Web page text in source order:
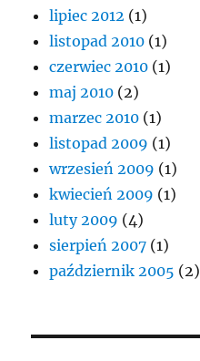
lipiec 2012 (1)
listopad 2010 (1)
czerwiec 2010 (1)
maj 2010 (2)
marzec 2010 (1)
listopad 2009 (1)
wrzesień 2009 (1)
kwiecień 2009 (1)
luty 2009 (4)
sierpień 2007 (1)
październik 2005 (2)